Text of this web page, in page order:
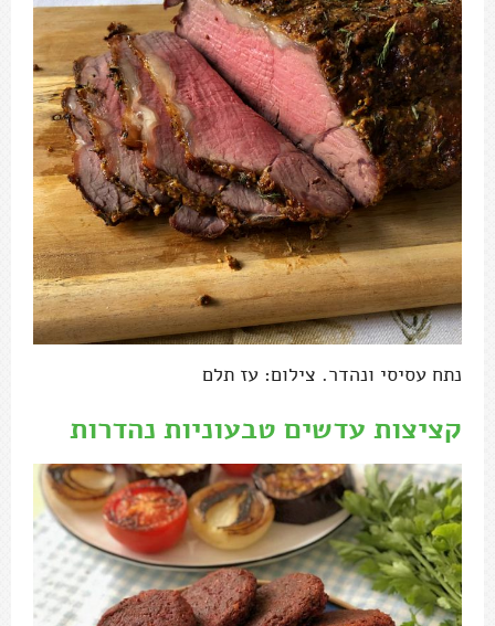
נתח עסיסי ונהדר. צילום: עז תלם
קציצות עדשים טבעוניות נהדרות